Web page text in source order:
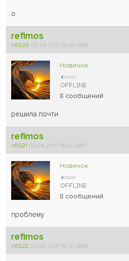
о
refimos
#6520 02.04.2017 16:51 GMT
Новичок
8 сообщений
решила почти
refimos
#6521 02.04.2017 16:51 GMT
Новичок
8 сообщений
проблему
refimos
#6522 02.04.2017 16:51 GMT